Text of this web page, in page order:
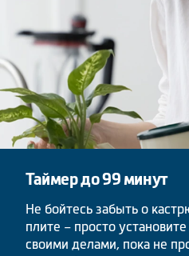
Таймер до 99 минут
Не бойтесь забыть о
плите – просто
своими делами, пока не